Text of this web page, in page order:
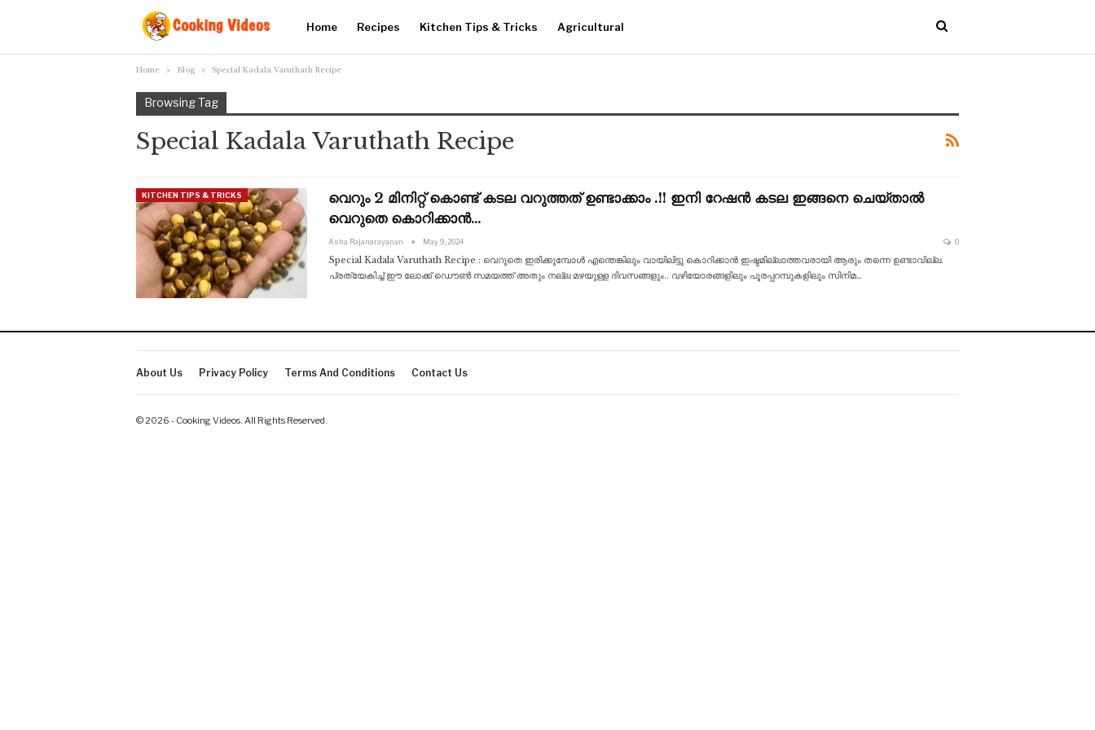
Home Recipes Kitchen Tips & Tricks Agricultural
Home Blog Special Kadala Varuthath Recipe
Browsing Tag
Special Kadala Varuthath Recipe
KITCHEN TIPS & TRICKS
വെറും 2 മിനിറ്റ് കൊണ്ട് കടല വറുത്തത് ഉണ്ടാക്കാം .!! ഇനി റേഷൻ കടല ഇങ്ങനെ ചെയ്താൽ
വെറുതെ കൊറിക്കാൻ…
Asha Rajanarayanan May 9, 2024 0
Special Kadala Varuthath Recipe : വെറുതെ ഇരിക്കുമ്പോൾ എന്തെങ്കിലും വായിലിട്ടു കൊറിക്കാൻ ഇഷ്ടമില്ലാത്തവരായി ആരും തന്നെ ഉണ്ടാവില്ല.
പ്രത്യേകിച്ച് ഈ ലോക്ക് ഡൌൺ സമയത്ത് അതും നല്ല മഴയുള്ള ദിവസങ്ങളും.. വഴിയോരങ്ങളിലും പൂരപ്പറമ്പുകളിലും സിനിമ…
About Us Privacy Policy Terms And Conditions Contact Us
© 2026 - Cooking Videos. All Rights Reserved.